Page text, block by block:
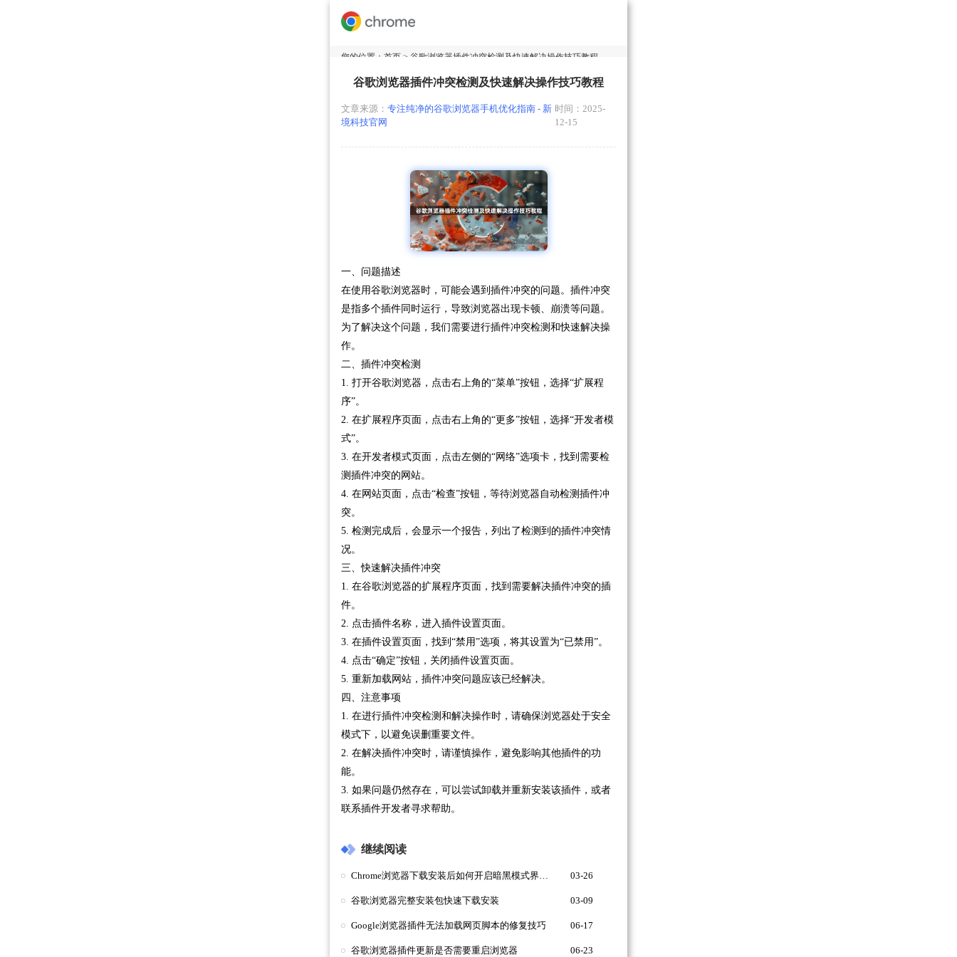
您的位置： 首页 > 谷歌浏览器插件冲突检测及快速解决操作技巧教程
谷歌浏览器插件冲突检测及快速解决操作技巧教程
文章来源： 专注纯净的谷歌浏览器手机优化指南 - 新
境科技官网
时间：2025-
12-15
一、问题描述
在使用谷歌浏览器时，可能会遇到插件冲突的问题。插件冲突
是指多个插件同时运行，导致浏览器出现卡顿、崩溃等问题。
为了解决这个问题，我们需要进行插件冲突检测和快速解决操
作。
二、插件冲突检测
1. 打开谷歌浏览器，点击右上角的“菜单”按钮，选择“扩展程
序”。
2. 在扩展程序页面，点击右上角的“更多”按钮，选择“开发者模
式”。
3. 在开发者模式页面，点击左侧的“网络”选项卡，找到需要检
测插件冲突的网站。
4. 在网站页面，点击“检查”按钮，等待浏览器自动检测插件冲
突。
5. 检测完成后，会显示一个报告，列出了检测到的插件冲突情
况。
三、快速解决插件冲突
1. 在谷歌浏览器的扩展程序页面，找到需要解决插件冲突的插
件。
2. 点击插件名称，进入插件设置页面。
3. 在插件设置页面，找到“禁用”选项，将其设置为“已禁用”。
4. 点击“确定”按钮，关闭插件设置页面。
5. 重新加载网站，插件冲突问题应该已经解决。
四、注意事项
1. 在进行插件冲突检测和解决操作时，请确保浏览器处于安全
模式下，以避免误删重要文件。
2. 在解决插件冲突时，请谨慎操作，避免影响其他插件的功
能。
3. 如果问题仍然存在，可以尝试卸载并重新安装该插件，或者
联系插件开发者寻求帮助。
继续阅读
03-26
谷歌浏览器完整安装包快速下载安装 03-09
Google浏览器插件无法加载网页脚本的修复技巧 06-17
谷歌浏览器插件更新是否需要重启浏览器 06-23